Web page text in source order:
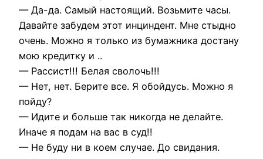
— Да-да. Самый настоящий. Возьмите часы.
Давайте забудем этот инциндент. Мне стыдно
очень. Можно я только из бумажника достану
мою кредитку и ..
— Рассист!!! Белая сволочь!!!
— Нет, нет. Берите все. Я обойдусь. Можно я
пойду?
— Идите и больше так никогда не делайте.
Иначе я подам на вас в суд!!
— Не буду ни в коем случае. До свидания.